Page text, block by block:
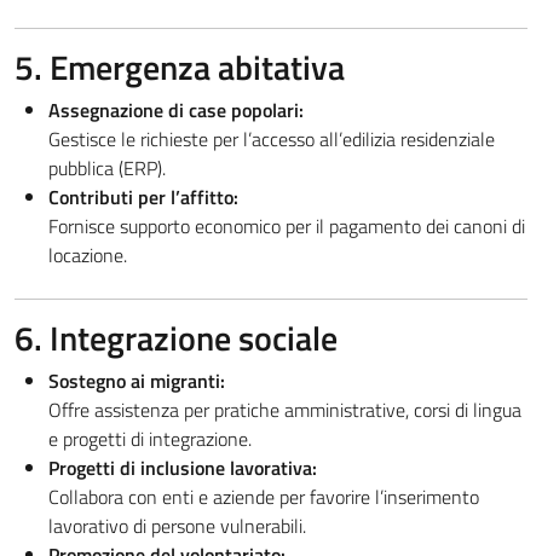
5. Emergenza abitativa
Assegnazione di case popolari:
Gestisce le richieste per l’accesso all’edilizia residenziale
pubblica (ERP).
Contributi per l’affitto:
Fornisce supporto economico per il pagamento dei canoni di
locazione.
6. Integrazione sociale
Sostegno ai migranti:
Offre assistenza per pratiche amministrative, corsi di lingua
e progetti di integrazione.
Progetti di inclusione lavorativa:
Collabora con enti e aziende per favorire l’inserimento
lavorativo di persone vulnerabili.